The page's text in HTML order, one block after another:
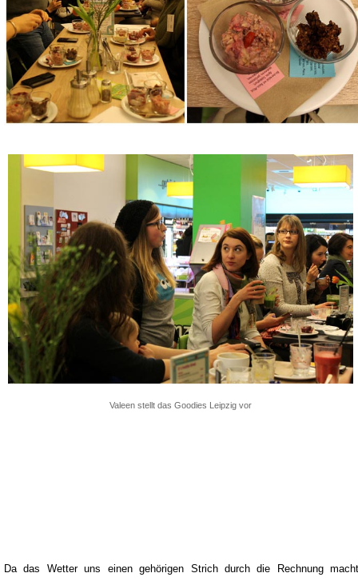
Valeen stellt das Goodies Leipzig vor
Da das Wetter uns einen gehörigen Strich durch die Rechnung